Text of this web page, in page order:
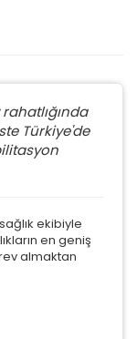
Türkiye'de
ekibiyle
en geniş
almaktan